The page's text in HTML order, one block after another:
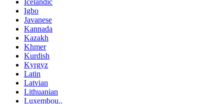
Icelandic
Igbo
Javanese
Kannada
Kazakh
Khmer
Kurdish
Kyrgyz
Latin
Latvian
Lithuanian
Luxembou..